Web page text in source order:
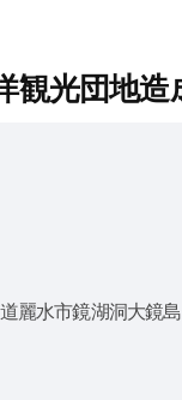
観光団地
麗水市鏡湖洞大鏡